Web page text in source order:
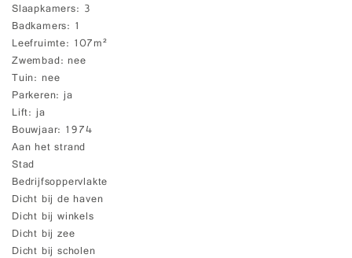
Slaapkamers 3
Badkamers 1
Leefruimte 107m²
Zwembad nee
Tuin nee
Parkeren ja
Lift ja
Bouwjaar 1974
Aan het strand
Stad
Bedrijfsoppervlakte
Dicht bij de haven
Dicht bij winkels
Dicht bij zee
Dicht bij scholen